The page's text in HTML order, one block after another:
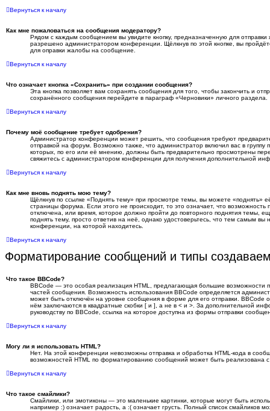
Вернуться к началу
Как мне пожаловаться на сообщения модератору?
Рядом с каждым сообщением вы увидите кнопку, предназначенную для
разрешено администратором конференции. Щёлкнув по этой кнопке, вы
для оправки жалобы на сообщение.
Вернуться к началу
Что означает кнопка «Сохранить» при создании сообщения?
Эта кнопка позволяет вам сохранять сообщения для того, чтобы закончить и
сохранённого сообщения перейдите в параграф «Черновики» личного раздела.
Вернуться к началу
Почему моё сообщение требует одобрения?
Администратор конференции может решить, что сообщения требуют
отправкой на форум. Возможно также, что администратор включил вас в группу
которых, по его или её мнению, должны быть предварительно просмотрены
свяжитесь с администратором конференции для получения дополнительной
Вернуться к началу
Как мне вновь поднять мою тему?
Щёлкнув по ссылке «Поднять тему» при просмотре темы, вы можете «поднять»
страницы форума. Если этого не происходит, то это означает, что возможность
отключена, или время, которое должно пройти до повторного поднятия темы,
поднять тему, просто ответив на неё, однако удостоверьтесь, что тем самым вы
конференции, на которой находитесь.
Вернуться к началу
Форматирование сообщений и типы
Что такое BBCode?
BBCode — это особая реализация HTML, предлагающая большие возможности
частей сообщения. Возможность использования BBCode определяется
может быть отключён на уровне сообщения в форме для его отправки. BBCode
нём заключаются в квадратные скобки [ и ], а не в < и >. За дополнительной
руководству по BBCode, ссылка на которое доступна из формы отправки
Вернуться к началу
Могу ли я использовать HTML?
Нет. На этой конференции невозможны отправка и обработка HTML-кода в
возможностей HTML по форматированию сообщений может быть реализована
Вернуться к началу
Что такое смайлики?
Смайлики, или эмотиконы — это маленькие картинки, которые могут быть
например :) означает радость, а :( означает грусть. Полный список смайликов